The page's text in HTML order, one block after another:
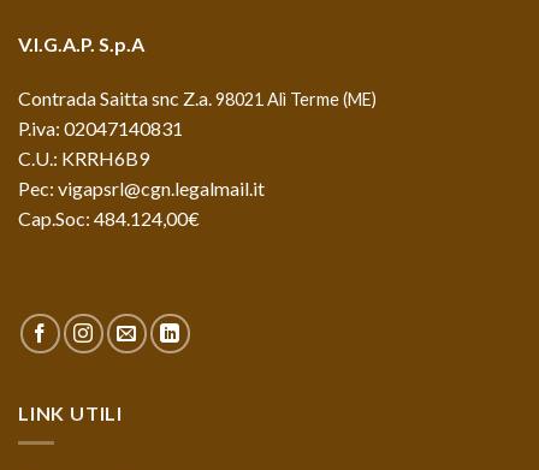
V.I.G.A.P. S.p.A
Contrada Saitta snc Z.a.98021 Alì Terme (ME)
P.iva: 02047140831
C.U.: KRRH6B9
Pec: vigapsrl@cgn.legalmail.it
Cap.Soc: 484.124,00€
LINK UTILI